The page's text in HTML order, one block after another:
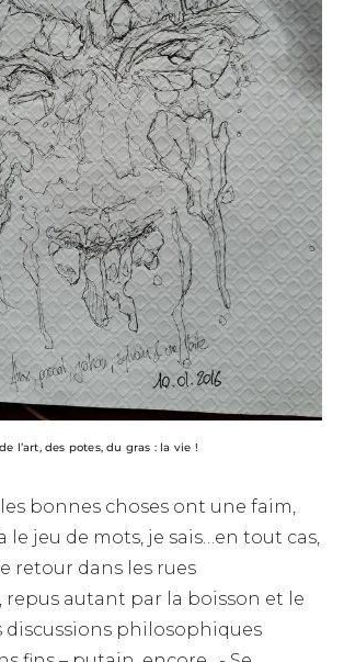
de l’art, des potes, du gras : la vie !
bonnes choses ont une faim,
le jeu de mots, je sais…en tout cas,
retour dans les rues
repus autant par la boisson et le
discussions philosophiques